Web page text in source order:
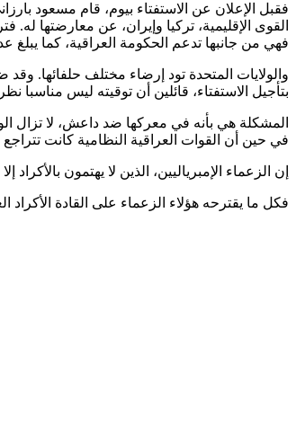
فقبل الإعلان عن الاستفتاء بيوم، قام مسعود
القوى الإقليمية، تركيا وإيران، عن معارضتها
فهي من جانبها تدعم الحكومة العراقية، كما يبلغ عدد الاكراد فيها بين الـ 8 و9 ملايين كردي من أصل إجمالي سكانها
والولايات المتحدة تود إرضاء مختلف حلفائها.
بتأجيل الاستفتاء، قائلين أن توقيته ليس
في حين أن القوات العراقية النظامية كانت
إن الزعماء الإمبرياليين، الذين لا يهتمون
فكل ما يقترحه هؤلاء الزعماء على القادة